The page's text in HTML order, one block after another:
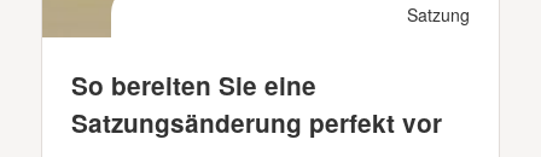
Satzung
So bereiten Sie eine
Satzungsänderung perfekt vor